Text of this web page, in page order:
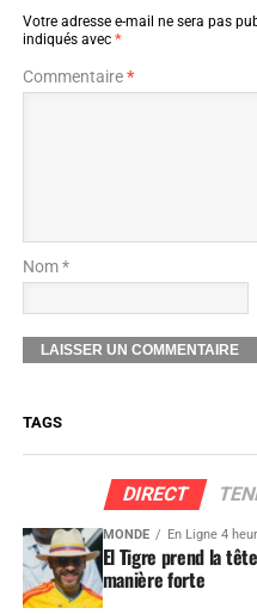
Votre adresse e-mail ne sera pas
indiqués avec *
Commentaire*
Nom *
TAGS
DIRECT
MONDE En Ligne 4
El Tigre prend la
manière forte